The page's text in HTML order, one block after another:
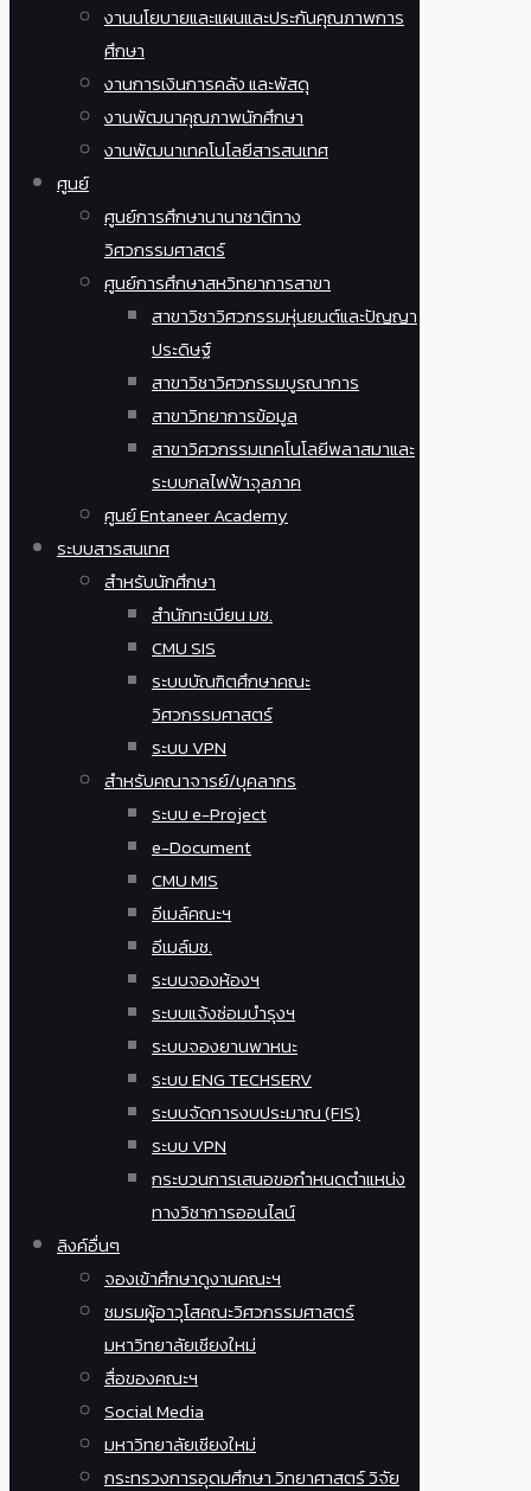
งานนโยบายและแผนและประกันคุณภาพการ
ศึกษา
งานการเงินการคลัง และพัสดุ
งานพัฒนาคุณภาพนักศึกษา
งานพัฒนาเทคโนโลยีสารสนเทศ
ศูนย์
ศูนย์การศึกษานานาชาติทาง
วิศวกรรมศาสตร์
ศูนย์การศึกษาสหวิทยาการสาขา
สาขาวิชาวิศวกรรมหุ่นยนต์และปัญญา
ประดิษฐ์
สาขาวิชาวิศวกรรมบูรณาการ
สาขาวิทยาการข้อมูล
สาขาวิศวกรรมเทคโนโลยีพลาสมาและ
ระบบกลไฟฟ้าจุลภาค
ศูนย์ Entaneer Academy
ระบบสารสนเทศ
สำหรับนักศึกษา
สำนักทะเบียน มช.
CMU SIS
ระบบบัณฑิตศึกษาคณะ
วิศวกรรมศาสตร์
ระบบ VPN
สำหรับคณาจารย์/บุคลากร
ระบบ e-Project
e-Document
CMU MIS
อีเมล์คณะฯ
อีเมล์มช.
ระบบจองห้องฯ
ระบบแจ้งซ่อมบำรุงฯ
ระบบจองยานพาหนะ
ระบบ ENG TECHSERV
ระบบจัดการงบประมาณ (FIS)
ระบบ VPN
กระบวนการเสนอขอกำหนดตำแหน่ง
ทางวิชาการออนไลน์
ลิงค์อื่นๆ
จองเข้าศึกษาดูงานคณะฯ
ชมรมผู้อาวุโสคณะวิศวกรรมศาสตร์
มหาวิทยาลัยเชียงใหม่
สื่อของคณะฯ
Social Media
มหาวิทยาลัยเชียงใหม่
กระทรวงการอุดมศึกษา วิทยาศาสตร์ วิจัย